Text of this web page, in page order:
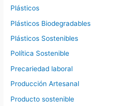
Plásticos
Plásticos Biodegradables
Plásticos Sostenibles
Política Sostenible
Precariedad laboral
Producción Artesanal
Producto sostenible